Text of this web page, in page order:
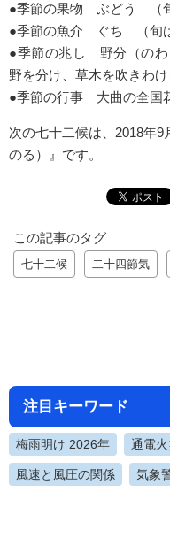
●季節の果物 ぶどう （
●季節の魚介 ぐち （旬は
●季節の兆し 野分（のわ
野を分け、草木を吹きわけ
●季節の行事 大曲の全国
次の七十二候は、2018年
のる）』です。
この記事のタグ
七十二候 二十四節気
注目キーワード
梅雨明け 2026年 通電
風速と風圧の関係 気象